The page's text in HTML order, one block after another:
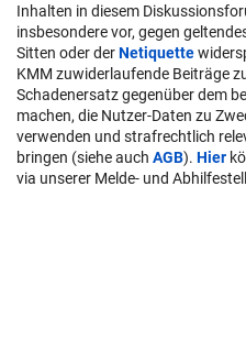
Inhalten in diesem
insbesondere vor, gegen
Sitten oder derNetiquette
KMM zuwiderlaufende Beiträge
Schadenersatz gegenüber dem
machen, die Nutzer-Daten zu
verwenden und strafrechtlich
bringen (siehe auch AGB). Hier
via unserer Melde- und